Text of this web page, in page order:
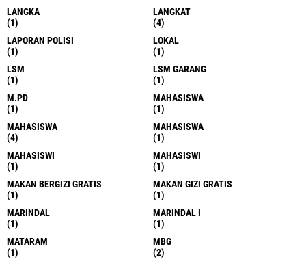
LANGKA
(1)
LANGKAT
(4)
LAPORAN POLISI
(1)
LOKAL
(1)
LSM
(1)
LSM GARANG
(1)
M.PD
(1)
MAHASISWA
(1)
MAHASISWA
(4)
MAHASISWA
(1)
MAHASISWI
(1)
MAHASISWI
(1)
MAKAN BERGIZI GRATIS
(1)
MAKAN GIZI GRATIS
(1)
MARINDAL
(1)
MARINDAL I
(1)
MATARAM
(1)
MBG
(2)